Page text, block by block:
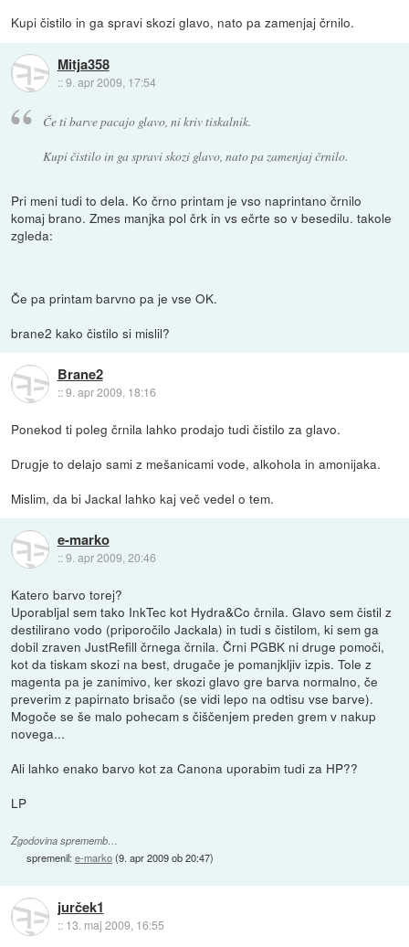
Kupi čistilo in ga spravi skozi glavo, nato pa zamenjaj črnilo.
Mitja358
::9. apr 2009, 17:54
Če ti barve pacajo glavo, ni kriv tiskalnik.
Kupi čistilo in ga spravi skozi glavo, nato pa zamenjaj črnilo.
Pri meni tudi to dela. Ko črno printam je vso naprintano črnilo
komaj brano. Zmes manjka pol črk in vs ečrte so v besedilu. takole
zgleda:
Če pa printam barvno pa je vse OK.
brane2 kako čistilo si mislil?
Brane2
::9. apr 2009, 18:16
Ponekod ti poleg črnila lahko prodajo tudi čistilo za glavo.
Drugje to delajo sami z mešanicami vode, alkohola in amonijaka.
Mislim, da bi Jackal lahko kaj več vedel o tem.
e-marko
::9. apr 2009, 20:46
Katero barvo torej?
Uporabljal sem tako InkTec kot Hydra&Co črnila. Glavo sem čistil z
destilirano vodo (priporočilo Jackala) in tudi s čistilom, ki sem ga
dobil zraven JustRefill črnega črnila. Črni PGBK ni druge pomoči,
kot da tiskam skozi na best, drugače je pomanjkljiv izpis. Tole z
magenta pa je zanimivo, ker skozi glavo gre barva normalno, če
preverim z papirnato brisačo (se vidi lepo na odtisu vse barve).
Mogoče se še malo pohecam s čiščenjem preden grem v nakup
novega...
Ali lahko enako barvo kot za Canona uporabim tudi za HP??
LP
Zgodovina sprememb…
spremenil:e-marko(9. apr 2009 ob 20:47)
jurček1
:: 13. maj 2009, 16:55